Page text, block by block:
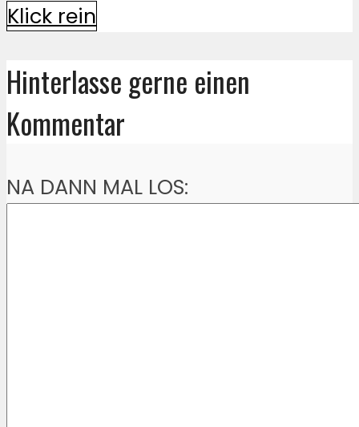
Klick rein
Hinterlasse gerne einen
Kommentar
NA DANN MAL LOS: